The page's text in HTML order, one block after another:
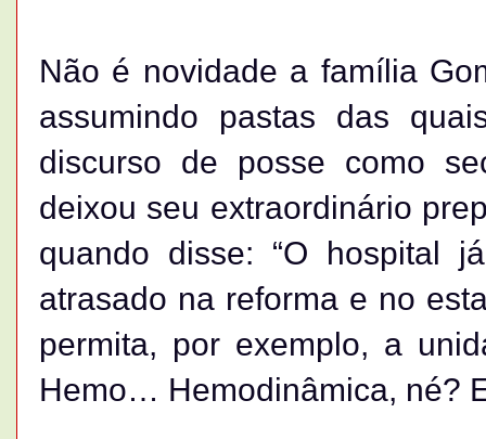
Não é novidade a família
assumindo pastas das
discurso de posse como
deixou seu extraordinário
quando disse: “O hospital
atrasado na reforma e no
permita, por exemplo, a
Hemo… Hemodinâmica, né?